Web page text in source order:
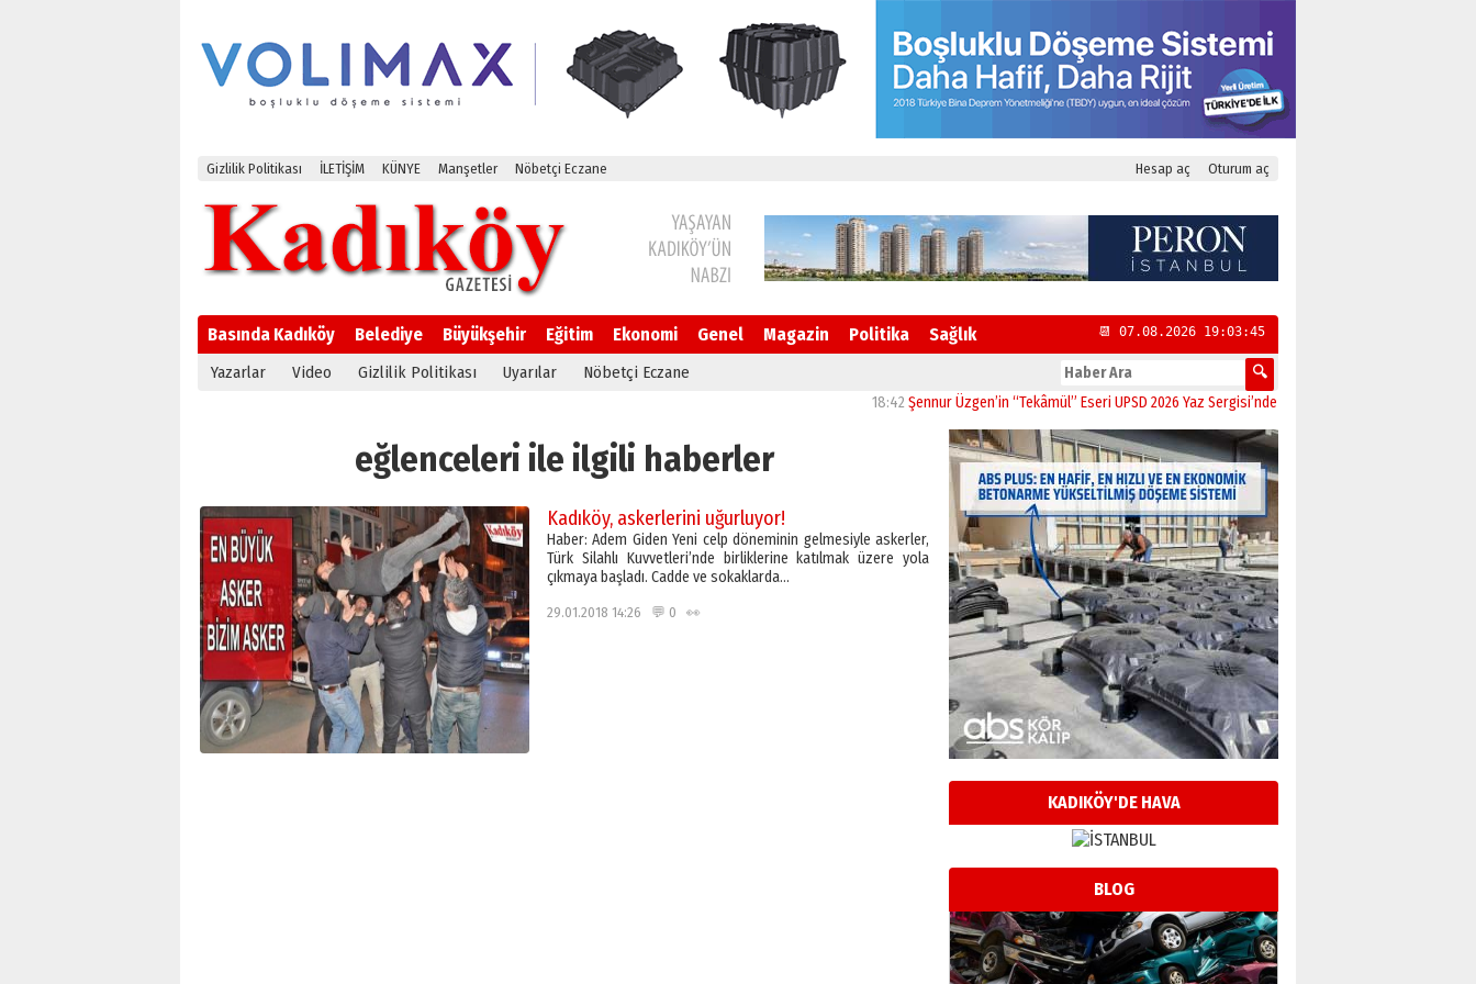
Gizlilik Politikası İLETİŞİM KÜNYE Manşetler Nöbetçi Eczane Hesap aç Oturum aç
Basında Kadıköy Belediye Büyükşehir Eğitim Ekonomi Genel Magazin Politika Sağlık 📆 07.08.2026 19:03:46
Yazarlar Video Gizlilik Politikası Uyarılar Nöbetçi Eczane
Şennur Üzgen’in “Tekâmül” Eseri UPSD 2026 Yaz Sergisi’nde Sanatseverlerle Buluştu
eğlenceleri ile ilgili haberler
Kadıköy, askerlerini uğurluyor!
Haber: Adem Giden Yeni celp döneminin gelmesiyle askerler,
Türk Silahlı Kuvvetleri’nde birliklerine katılmak üzere yola
çıkmaya başladı. Cadde ve sokaklarda…
29.01.2018 14:26 💬 0 👀
KADIKÖY'DE HAVA
BLOG